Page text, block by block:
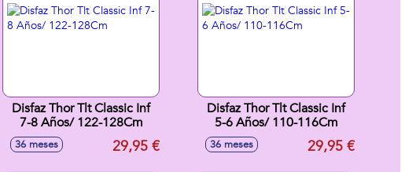
Disfaz Thor Tlt Classic Inf
7-8 Años/ 122-128Cm
36 meses 29,95 €
Disfaz Thor Tlt Classic Inf
5-6 Años/ 110-116Cm
36 meses 29,95 €